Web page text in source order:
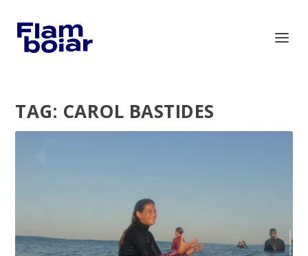
TAG: CAROL BASTIDES